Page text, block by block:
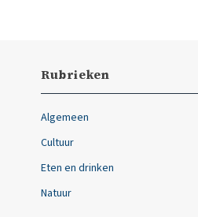
Rubrieken
Algemeen
Cultuur
Eten en drinken
Natuur